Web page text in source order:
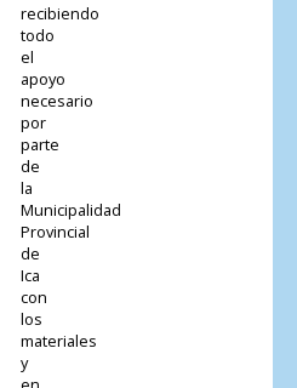
recibiendo
todo
el
apoyo
necesario
por
parte
de
la
Municipalidad
Provincial
de
Ica
con
los
materiales
y